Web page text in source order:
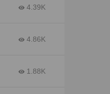
4.39K
4.86K
1.88K